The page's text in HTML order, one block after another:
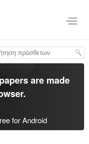
are made
.
for Android